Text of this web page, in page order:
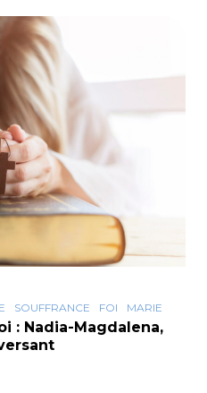
SOUFFRANCE FOI MARIE
: Nadia-Magdalena,